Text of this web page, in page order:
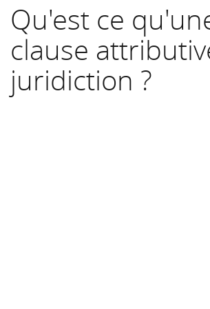
Qu'est ce
clause
juridiction ?